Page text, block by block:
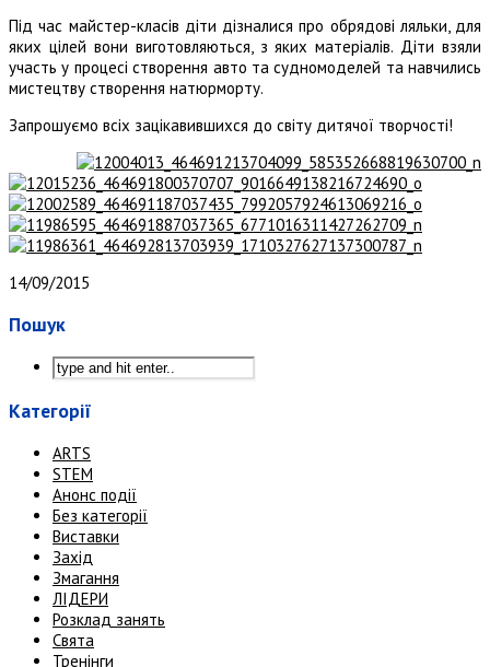
Під час майстер-класів діти дізналися про обрядові ляльки, для
яких цілей вони виготовляються, з яких матеріалів. Діти взяли
участь у процесі створення авто та судномоделей та навчились
мистецтву створення натюрморту.
Запрошуємо всіх зацікавившихся до світу дитячої творчості!
14/09/2015
Пошук
Категорії
ARTS
STEM
Анонс події
Без категорії
Виставки
Захід
Змагання
ЛІДЕРИ
Розклад занять
Свята
Тренінги